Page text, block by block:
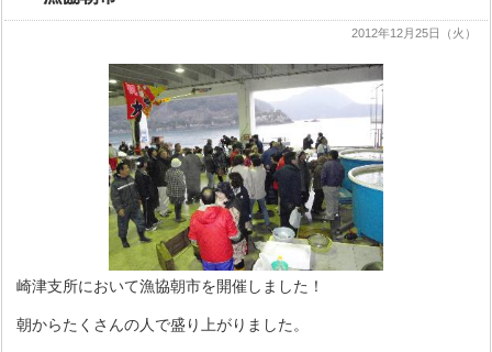
2012年12月25日（火）
崎津支所において漁協朝市を開催しました！
朝からたくさんの人で盛り上がりました。